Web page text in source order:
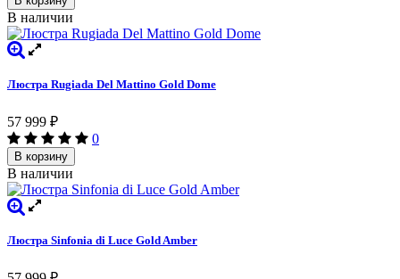
В наличии
Люстра Rugiada Del Mattino Gold Dome
57 999 ₽
0
В корзину
В наличии
Люстра Sinfonia di Luce Gold Amber